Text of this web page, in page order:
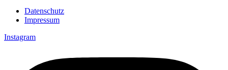
Datenschutz
Impressum
Instagram